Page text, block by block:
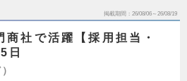
掲載期間 26/08/06～26/08/19
商社で活躍【採用担当・
日